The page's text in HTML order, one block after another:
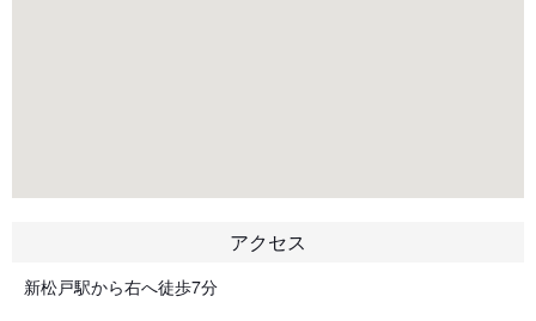
アクセス
新松戸駅から右へ徒歩7分